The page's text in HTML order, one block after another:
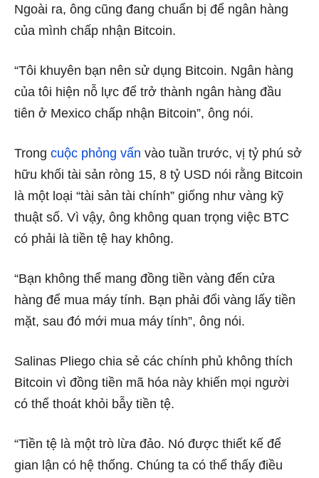
Ngoài ra, ông cũng đang chuẩn bị để ngân hàng
của mình chấp nhận Bitcoin.
“Tôi khuyên bạn nên sử dụng Bitcoin. Ngân hàng
của tôi hiện nỗ lực để trở thành ngân hàng đầu
tiên ở Mexico chấp nhận Bitcoin”, ông nói.
Trong cuộc phỏng vấn vào tuần trước, vị tỷ phú sở
hữu khối tài sản ròng 15, 8 tỷ USD nói rằng Bitcoin
là một loại “tài sản tài chính” giống như vàng kỹ
thuật số. Vì vậy, ông không quan trọng việc BTC
có phải là tiền tệ hay không.
“Bạn không thể mang đồng tiền vàng đến cửa
hàng để mua máy tính. Bạn phải đổi vàng lấy tiền
mặt, sau đó mới mua máy tính”, ông nói.
Salinas Pliego chia sẻ các chính phủ không thích
Bitcoin vì đồng tiền mã hóa này khiến mọi người
có thể thoát khỏi bẫy tiền tệ.
“Tiền tệ là một trò lừa đảo. Nó được thiết kế để
gian lận có hệ thống. Chúng ta có thể thấy điều